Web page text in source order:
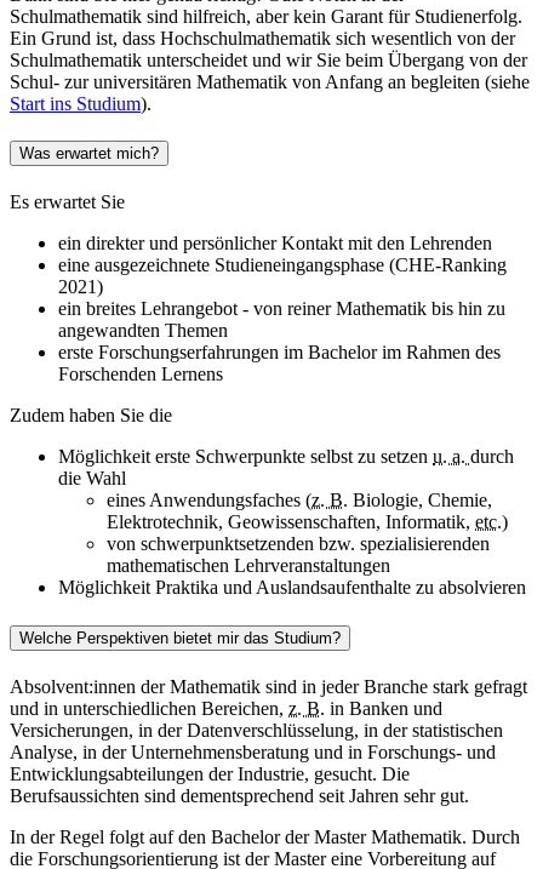
Schulmathematik sind hilfreich, aber kein Garant für Studienerfolg.
Ein Grund ist, dass Hochschulmathematik sich wesentlich von der
Schulmathematik unterscheidet und wir Sie beim Übergang von der
Schul- zur universitären Mathematik von Anfang an begleiten (siehe
Start ins Studium).
Was erwartet mich?
Es erwartet Sie
ein direkter und persönlicher Kontakt mit den Lehrenden
eine ausgezeichnete Studieneingangsphase (CHE-Ranking
2021)
ein breites Lehrangebot - von reiner Mathematik bis hin zu
angewandten Themen
erste Forschungserfahrungen im Bachelor im Rahmen des
Forschenden Lernens
Zudem haben Sie die
Möglichkeit erste Schwerpunkte selbst zu setzen u. a. durch
die Wahl
eines Anwendungsfaches (z. B. Biologie, Chemie,
Elektrotechnik, Geowissenschaften, Informatik, etc.)
von schwerpunktsetzenden bzw. spezialisierenden
mathematischen Lehrveranstaltungen
Möglichkeit Praktika und Auslandsaufenthalte zu absolvieren
Welche Perspektiven bietet mir das Studium?
Absolvent:innen der Mathematik sind in jeder Branche stark gefragt
und in unterschiedlichen Bereichen, z. B. in Banken und
Versicherungen, in der Datenverschlüsselung, in der statistischen
Analyse, in der Unternehmensberatung und in Forschungs- und
Entwicklungsabteilungen der Industrie, gesucht. Die
Berufsaussichten sind dementsprechend seit Jahren sehr gut.
In der Regel folgt auf den Bachelor der Master Mathematik. Durch
die Forschungsorientierung ist der Master eine Vorbereitung auf